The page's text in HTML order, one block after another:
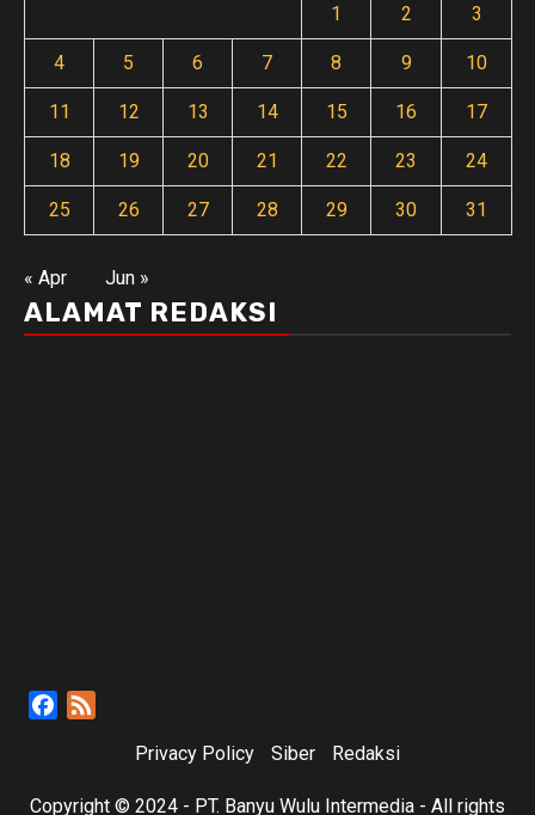
1 2 3
4 5 6 7 8 9 10
11 12 13 14 15 16 17
18 19 20 21 22 23 24
25 26 27 28 29 30 31
« Apr Jun »
ALAMAT REDAKSI
Facebook
Privacy Policy Siber Redaksi
Copyright © 2024 - PT. Banyu Wulu Intermedia - All rights